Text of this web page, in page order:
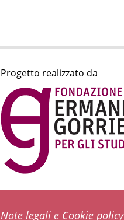
Progetto realizzato da
Note legali e Cookie policy